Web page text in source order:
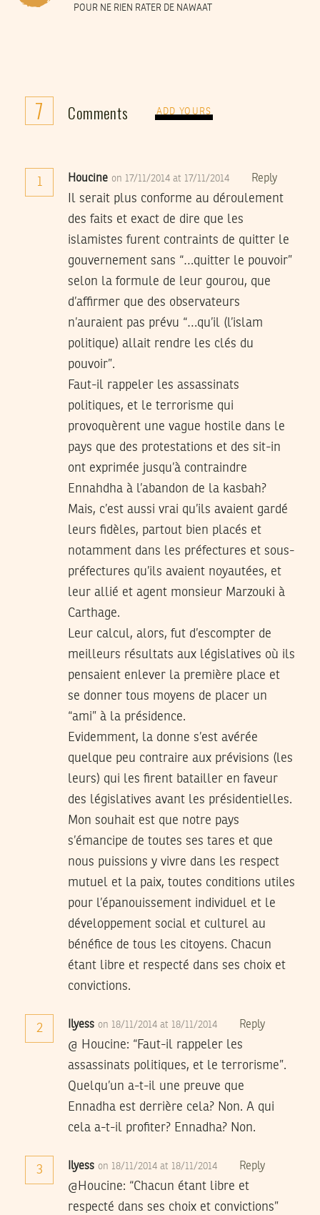
POUR NE RIEN RATER DE NAWAAT
7 Comments ADD YOURS
1 Houcine on 17/11/2014 at 17/11/2014 Reply
Il serait plus conforme au déroulement
des faits et exact de dire que les
islamistes furent contraints de quitter le
gouvernement sans “…quitter le pouvoir”
selon la formule de leur gourou, que
d’affirmer que des observateurs
n’auraient pas prévu “…qu’il (l’islam
politique) allait rendre les clés du
pouvoir”.
Faut-il rappeler les assassinats
politiques, et le terrorisme qui
provoquèrent une vague hostile dans le
pays que des protestations et des sit-in
ont exprimée jusqu’à contraindre
Ennahdha à l’abandon de la kasbah?
Mais, c’est aussi vrai qu’ils avaient gardé
leurs fidèles, partout bien placés et
notamment dans les préfectures et sous-
préfectures qu’ils avaient noyautées, et
leur allié et agent monsieur Marzouki à
Carthage.
Leur calcul, alors, fut d’escompter de
meilleurs résultats aux législatives où ils
pensaient enlever la première place et
se donner tous moyens de placer un
“ami” à la présidence.
Evidemment, la donne s’est avérée
quelque peu contraire aux prévisions (les
leurs) qui les firent batailler en faveur
des législatives avant les présidentielles.
Mon souhait est que notre pays
s’émancipe de toutes ses tares et que
nous puissions y vivre dans les respect
mutuel et la paix, toutes conditions utiles
pour l’épanouissement individuel et le
développement social et culturel au
bénéfice de tous les citoyens. Chacun
étant libre et respecté dans ses choix et
convictions.
2 Ilyess on 18/11/2014 at 18/11/2014 Reply
@ Houcine: “Faut-il rappeler les
assassinats politiques, et le terrorisme”.
Quelqu’un a-t-il une preuve que
Ennadha est derrière cela? Non. A qui
cela a-t-il profiter? Ennadha? Non.
3 Ilyess on 18/11/2014 at 18/11/2014 Reply
@Houcine: “Chacun étant libre et
respecté dans ses choix et convictions”